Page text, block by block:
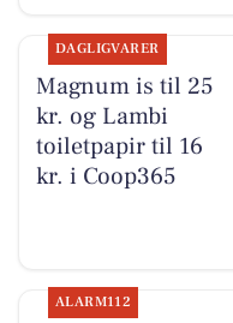
DAGLIGVARER
Magnum is til 25
kr. og Lambi
toiletpapir til 16
kr. i Coop365
ALARM112